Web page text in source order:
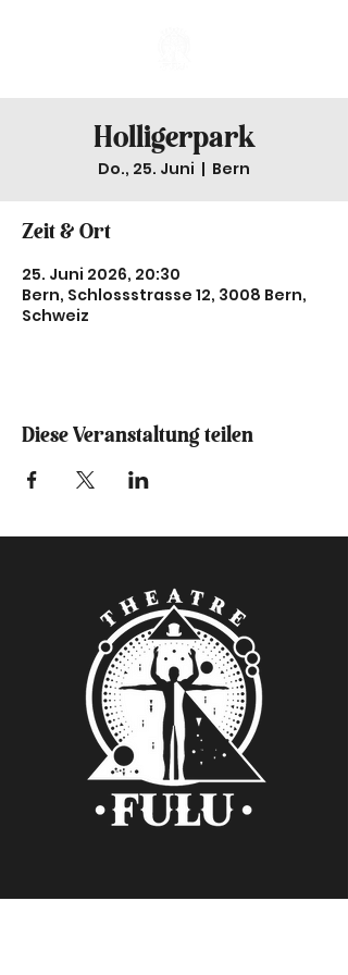
Holligerpark
Do., 25. Juni
  |
Bern
Zeit & Ort
25. Juni 2026, 20:30
Bern, Schlossstrasse 12, 3008 Bern,
Schweiz
Diese Veranstaltung teilen